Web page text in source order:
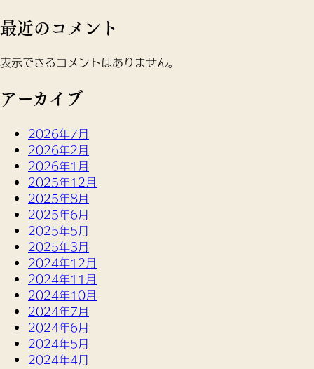
最近のコメント
表示できるコメントはありません。
アーカイブ
2026年7月
2026年2月
2026年1月
2025年12月
2025年8月
2025年6月
2025年5月
2025年3月
2024年12月
2024年11月
2024年10月
2024年7月
2024年6月
2024年5月
2024年4月